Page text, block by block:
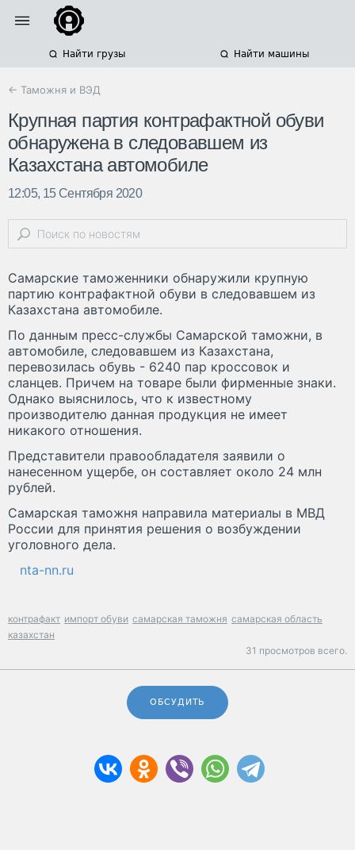
Найти грузы Найти машины
← Таможня и ВЭД
Крупная партия контрафактной обуви
обнаружена в следовавшем из
Казахстана автомобиле
12:05, 15 Сентября 2020
Самарские таможенники обнаружили крупную
партию контрафактной обуви в следовавшем из
Казахстана автомобиле.
По данным пресс-службы Самарской таможни, в
автомобиле, следовавшем из Казахстана,
перевозилась обувь - 6240 пар кроссовок и
сланцев. Причем на товаре были фирменные знаки.
Однако выяснилось, что к известному
производителю данная продукция не имеет
никакого отношения.
Представители правообладателя заявили о
нанесенном ущербе, он составляет около 24 млн
рублей.
Самарская таможня направила материалы в МВД
России для принятия решения о возбуждении
уголовного дела.
nta-nn.ru
контрафакт импорт обуви самарская таможня самарская область
казахстан
31 просмотров всего.
ОБСУДИТЬ